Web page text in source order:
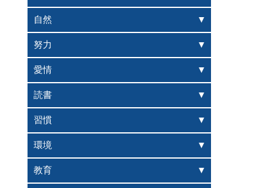
自然
努力
愛情
読書
習慣
環境
教育